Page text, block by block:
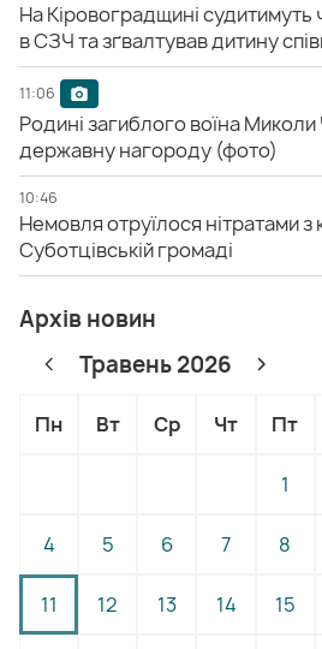
На Кіровоградщині судитимуть
в СЗЧ та зґвалтував дитину
11:06
Родині загиблого воїна
державну нагороду (фото)
10:46
Немовля отруїлося нітратами з
Суботцівській громаді
Архів новин
Травень 2026
Пн Вт Ср Чт Пт
1
4 5 6 7 8
11 12 13 14 15